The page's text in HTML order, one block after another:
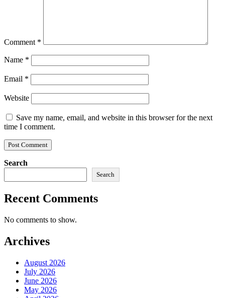
Comment *
Name *
Email *
Website
Save my name, email, and website in this browser for the next
time I comment.
Search
Search
Recent Comments
No comments to show.
Archives
August 2026
July 2026
June 2026
May 2026